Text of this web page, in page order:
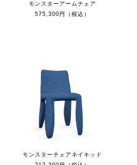
モンスターアームチェア
575,300円（税込）
モンスターチェアネイキッド